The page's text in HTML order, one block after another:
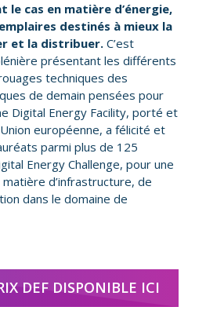
le cas en matière d’énergie,
destinés à mieux la
et la distribuer. C’est
présentant les différents
techniques des
de demain pensées pour
Digital Energy Facility, porté et
européenne, a félicité et
parmi plus de 125
Energy Challenge, pour une
d’infrastructure, de
dans le domaine de
DEF DISPONIBLE ICI